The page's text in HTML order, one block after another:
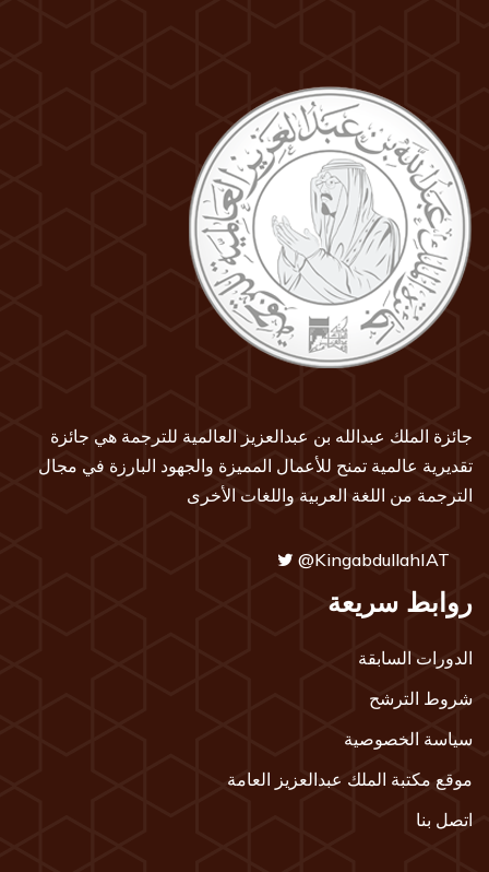
جائزة الملك عبدالله بن عبدالعزيز العالمية للترجمة هي جائزة
تقديرية عالمية تمنح للأعمال المميزة والجهود البارزة في مجال
الترجمة من اللغة العربية واللغات الأخرى
@KingabdullahIAT
روابط سريعة
الدورات السابقة
شروط الترشح
سياسة الخصوصية
موقع مكتبة الملك عبدالعزيز العامة
اتصل بنا